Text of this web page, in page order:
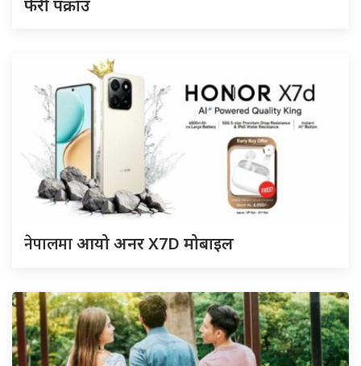
फेरी पक्राउ
नेपालमाआयो अनर X7D मोबाइल